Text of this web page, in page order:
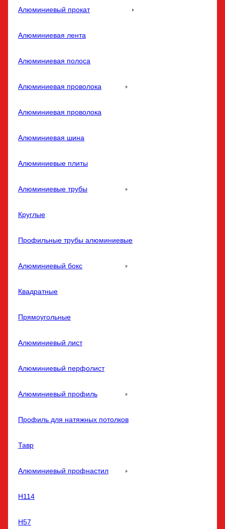
Алюминиевый прокат
Алюминиевая лента
Алюминиевая полоса
Алюминиевая проволока
Алюминиевая проволока
Алюминиевая шина
Алюминиевые плиты
Алюминиевые трубы
Круглые
Профильные трубы алюминиевые
Алюминиевый бокс
Квадратные
Прямоугольные
Алюминиевый лист
Алюминиевый перфолист
Алюминиевый профиль
Профиль для натяжных потолков
Тавр
Алюминиевый профнастил
Н114
Н57